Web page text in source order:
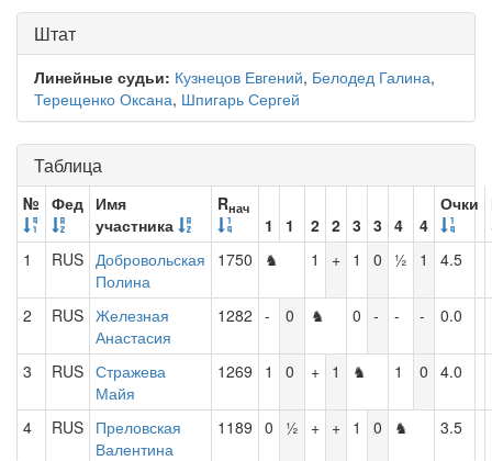
Штат
Линейные судьи: Кузнецов Евгений, Белодед Галина,
Терещенко Оксана, Шпигарь Сергей
Таблица
№ Фед Имя
участника
Rнач
1 1 2 2 3 3 4 4
Очки
1 RUS Добровольская
Полина
1750 ♞ 1 + 1 0 ½ 1 4.5
2 RUS Железная
Анастасия
1282 - 0 ♞ 0 - - - 0.0
3 RUS Стражева
Майя
1269 1 0 + 1 ♞ 1 0 4.0
4 RUS Преловская
Валентина
1189 0 ½ + + 1 0 ♞ 3.5